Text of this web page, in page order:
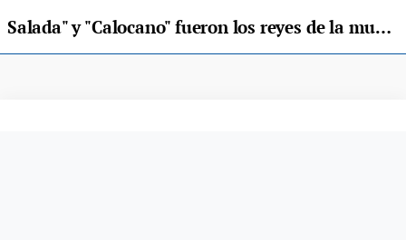
Salada" y "Calocano" fueron los reyes de la muestra de Asturiana de la Montaña celebrada en Corao"